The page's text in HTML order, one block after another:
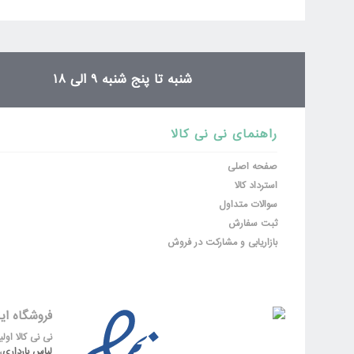
شنبه تا پنج شنبه 9 الی 18
راهنمای نی نی کالا
صفحه اصلی
استرداد کالا
سوالات متداول
ثبت سفارش
بازاریابی و مشارکت در فروش
فروشگاه
نی نی کالا